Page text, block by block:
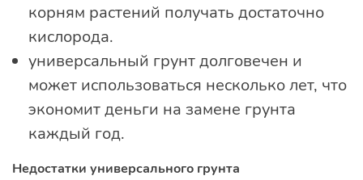
корням растений получать достаточно
кислорода.
универсальный грунт долговечен и
может использоваться несколько лет, что
экономит деньги на замене грунта
каждый год.
Недостатки универсального грунта